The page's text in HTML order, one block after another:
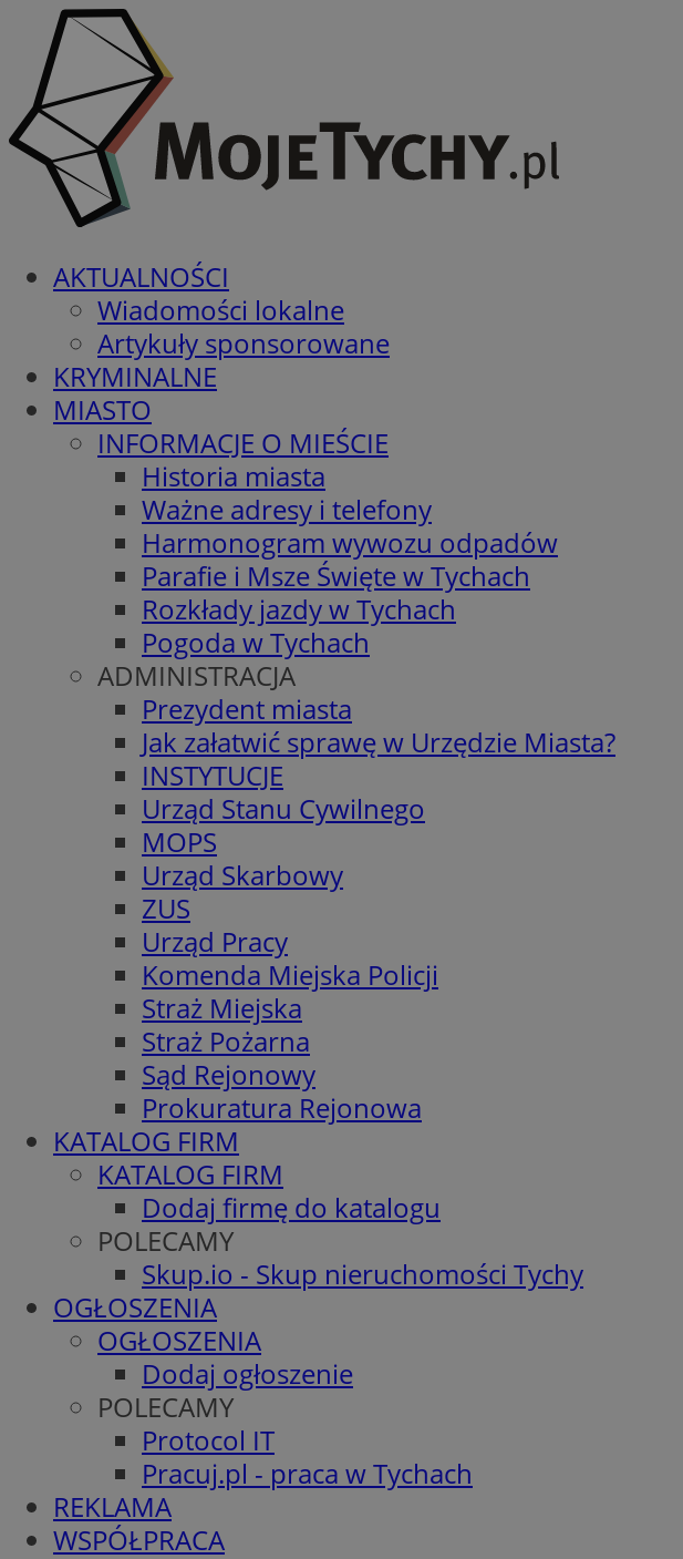
AKTUALNOŚCI
Wiadomości lokalne
Artykuły sponsorowane
KRYMINALNE
MIASTO
INFORMACJE O MIEŚCIE
Historia miasta
Ważne adresy i telefony
Harmonogram wywozu odpadów
Parafie i Msze Święte w Tychach
Rozkłady jazdy w Tychach
Pogoda w Tychach
ADMINISTRACJA
Prezydent miasta
Jak załatwić sprawę w Urzędzie Miasta?
INSTYTUCJE
Urząd Stanu Cywilnego
MOPS
Urząd Skarbowy
ZUS
Urząd Pracy
Komenda Miejska Policji
Straż Miejska
Straż Pożarna
Sąd Rejonowy
Prokuratura Rejonowa
KATALOG FIRM
KATALOG FIRM
Dodaj firmę do katalogu
POLECAMY
Skup.io - Skup nieruchomości Tychy
OGŁOSZENIA
OGŁOSZENIA
Dodaj ogłoszenie
POLECAMY
Protocol IT
Pracuj.pl - praca w Tychach
REKLAMA
WSPÓŁPRACA